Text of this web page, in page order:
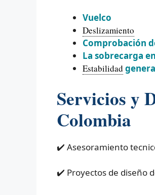
Vuelco
Deslizamiento
Comprobación
La sobrecarga
Estabilidad
Servicios y
Colombia
✔️ Asesoramiento
✔️ Proyectos de diseño